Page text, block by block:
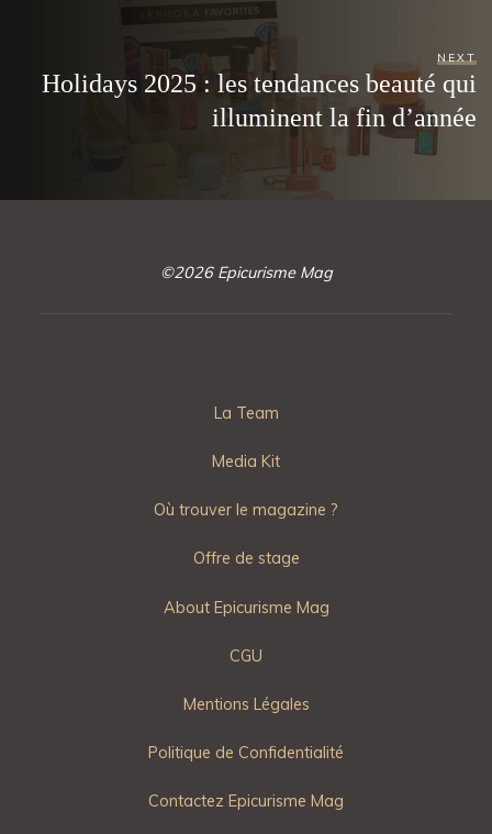
NEXT
Holidays 2025 : les tendances beauté qui
illuminent la fin d’année
©2026 Epicurisme Mag
La Team
Media Kit
Où trouver le magazine ?
Offre de stage
About Epicurisme Mag
CGU
Mentions Légales
Politique de Confidentialité
Contactez Epicurisme Mag